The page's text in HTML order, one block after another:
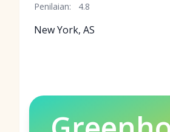
Penilaian: 4.8
New York, AS